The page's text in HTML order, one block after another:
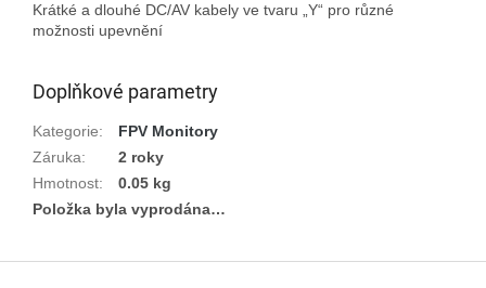
Krátké a dlouhé DC/AV kabely ve tvaru „Y“ pro různé
možnosti upevnění
Doplňkové parametry
Kategorie:
FPV Monitory
Záruka:
2 roky
Hmotnost:
0.05 kg
Položka byla vyprodána…